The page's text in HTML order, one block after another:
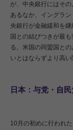
が、中央銀行にはそ
あるなか、イングラ
央銀行が金融緩和を
国との結びつきが最
る。米国の同盟国と
いとはならずより高い
日本：与党・自
10月の初めに行われ